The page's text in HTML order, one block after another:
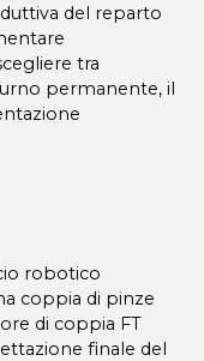
del reparto
tra
permanente, il
robotico
coppia di pinze
di coppia FT
finale del